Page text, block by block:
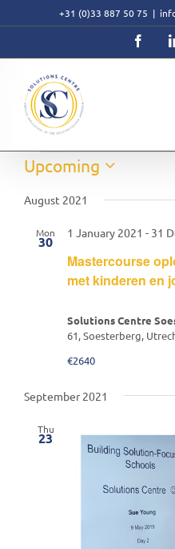
+31 (0)33 887 50 75 |
Events
Upcoming
date.
August 2021
Mon
30
Mastercourse
met kinderen en
1 January 2021 - 31
Solutions Centre
61, Soesterberg,
€2640
September 2021
Thu
23